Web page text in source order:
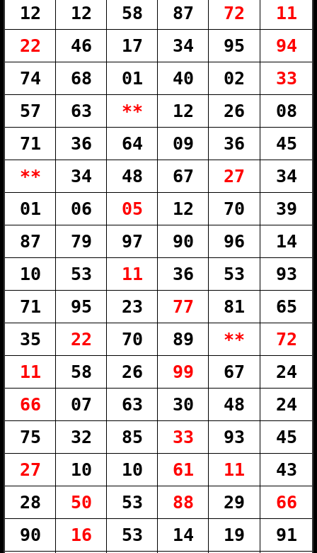
12
12 58 87 72
11
22
46 17 34 95
94
74
68 01 40 02
33
57
63 ** 12 26
08
71
36 64 09 36
45
**
34 48 67 27
34
01
06 05 12 70
39
87
79 97 90 96
14
10
53 11 36 53
93
71
95 23 77 81
65
35
22 70 89 **
72
11
58 26 99 67
24
66
07 63 30 48
24
75
32 85 33 93
45
27
10 10 61 11
43
28
50 53 88 29
66
90
16 53 14 19
91